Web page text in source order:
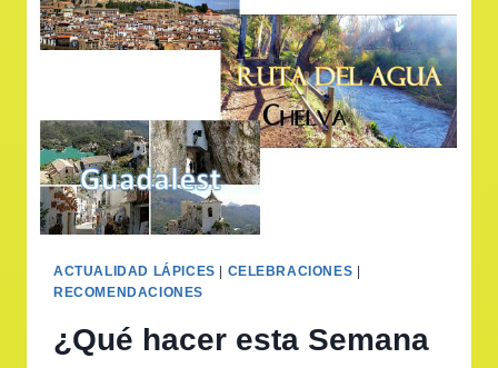
VÍA
FERNANDO
CATÓLICO
ACTUALIDAD LÁPICES CELEBRACIONES
RECOMENDACIONES
¿Qué hacer esta Semana